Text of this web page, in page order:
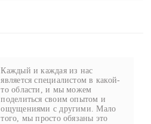
Каждый и каждая из нас
является специалистом в какой-
то области, и мы можем
поделиться своим опытом и
ощущениями с другими. Мало
того, мы просто обязаны это